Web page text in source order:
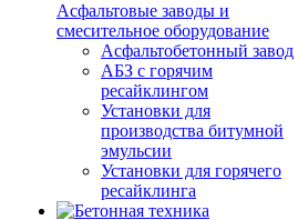
Асфальтовые заводы и
смесительное оборудование
Асфальтобетонный завод
АБЗ с горячим
ресайклингом
Установки для
производства битумной
эмульсии
Установки для горячего
ресайклинга